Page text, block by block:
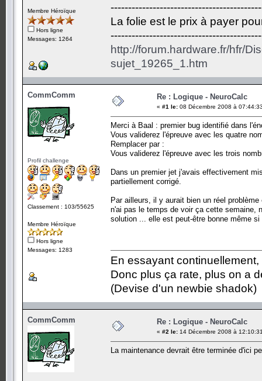
Membre Héroïque
Hors ligne
Messages: 1264
La folie est le prix à payer
http://forum.hardware.fr/hfr/
sujet_19265_1.htm
CommComm
Profil challenge
Classement : 103/55625
Membre Héroïque
Hors ligne
Messages: 1283
Re : Logique - NeuroCalc
« #1 le: 08 Décembre 2008 à
Merci à Baal : premier bug identifié dans
Vous validerez l'épreuve avec les quatre
Remplacer par :
Vous validerez l'épreuve avec les trois
Dans un premier jet j'avais effectivement
partiellement corrigé.
Par ailleurs, il y aurait bien un réel
n'ai pas le temps de voir ça cette semaine,
solution ... elle est peut-être bonne même
En essayant
Donc plus ça rate, plus on a
(Devise d'un newbie shadok)
CommComm Re : Logique - NeuroCalc
« #2 le: 14 Décembre 2008 à
La maintenance devrait être terminée d'ici